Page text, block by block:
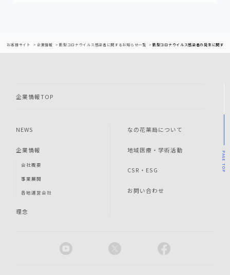
お客様サイト 企業情報 新型コロナウイルス感染者に関するお知らせ一覧 新型コロナウイルス感染者の発生に関する
企業情報TOP
NEWS
企業情報
会社概要
事業展開
各地運営会社
理念
なの花薬局について
地域医療・学術活動
CSR・ESG
お問い合わせ
PAGE
TOP